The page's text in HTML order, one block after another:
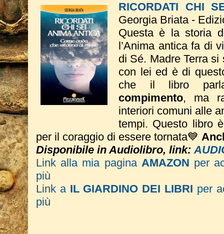
RICORDATI CHI
Georgia Briata -
Questa è la storia
l’Anima antica fa di
di Sé. Madre Terra
con lei ed è di
che il libro
compimento, ma
interiori comuni alle
tempi. Questo libro
per il coraggio di essere tornata💙
Disponibile in Audiolibro, link:
Link alla mia pagina AMAZON per
più
Link a IL GIARDINO DEI LIBRI per
più